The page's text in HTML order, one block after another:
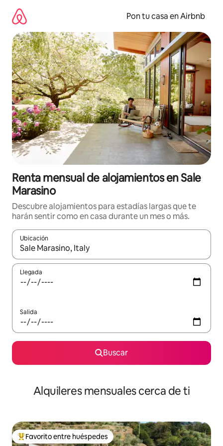
contenido
Pon tu casa en Airbnb
Renta mensual de alojamientos en Sale
Marasino
Descubre alojamientos para estadías largas que te
harán sentir como en casa durante un mes o más.
Ubicación
Cuando los resultados estén disponibles, navega con las
Llegada
Salida
Buscar
Alquileres mensuales cerca de ti
Favorito entre huéspedes preferido
Favorito entre huéspedes